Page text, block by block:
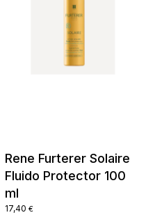
Rene Furterer Solaire
Fluido Protector 100
ml
17,40 €